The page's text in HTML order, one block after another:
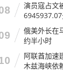
演员寇占文
传》《逐玉
俄美外长在
约半小时
阿联酋加速
木兹海峡依